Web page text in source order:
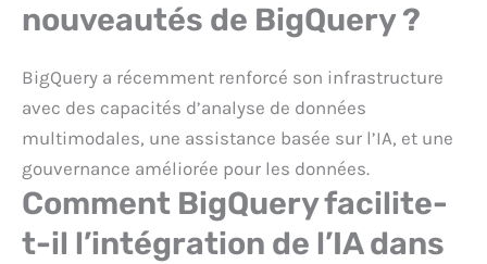
nouveautés de BigQuery ?
BigQuery a récemment renforcé son infrastructure
avec des capacités d’analyse de données
multimodales, une assistance basée sur l’IA, et une
gouvernance améliorée pour les données.
Comment BigQuery facilite-
t-il l’intégration de l’IA dans